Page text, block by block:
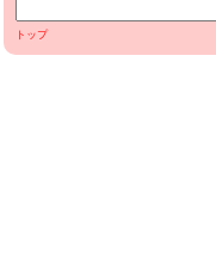
トップ